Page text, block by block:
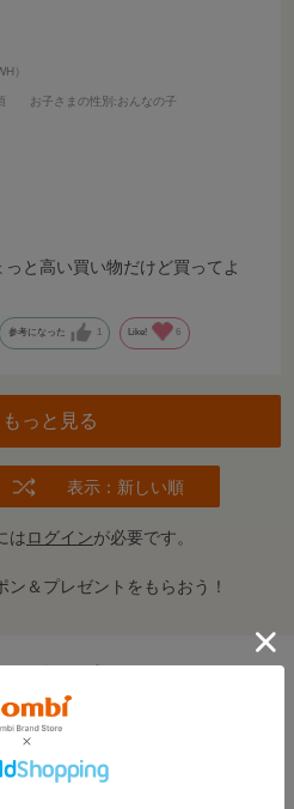
）
お子さまの性別 :おんなの子
と高い買い物だけど買ってよ
参考になった 1 Like! 6
もっと見る
表示：新しい順
はログインが必要です。
ン＆プレゼントをもらおう！